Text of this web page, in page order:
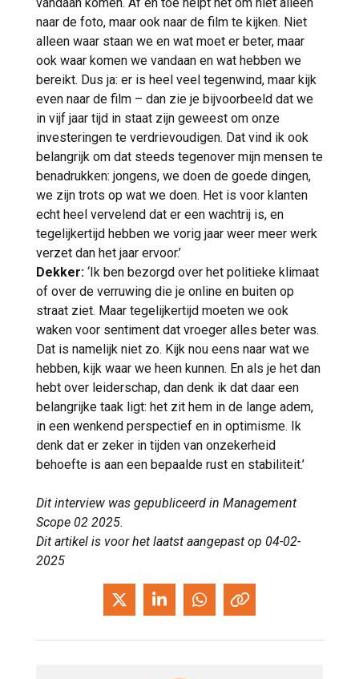
naar de foto, maar ook naar de film te kijken. Niet
alleen waar staan we en wat moet er beter, maar
ook waar komen we vandaan en wat hebben we
bereikt. Dus ja: er is heel veel tegenwind, maar kijk
even naar de film – dan zie je bijvoorbeeld dat we
in vijf jaar tijd in staat zijn geweest om onze
investeringen te verdrievoudigen. Dat vind ik ook
belangrijk om dat steeds tegenover mijn mensen te
benadrukken: jongens, we doen de goede dingen,
we zijn trots op wat we doen. Het is voor klanten
echt heel vervelend dat er een wachtrij is, en
tegelijkertijd hebben we vorig jaar weer meer werk
verzet dan het jaar ervoor.’
Dekker: ‘Ik ben bezorgd over het politieke klimaat
of over de verruwing die je online en buiten op
straat ziet. Maar tegelijkertijd moeten we ook
waken voor sentiment dat vroeger alles beter was.
Dat is namelijk niet zo. Kijk nou eens naar wat we
hebben, kijk waar we heen kunnen. En als je het dan
hebt over leiderschap, dan denk ik dat daar een
belangrijke taak ligt: het zit hem in de lange adem,
in een wenkend perspectief en in optimisme. Ik
denk dat er zeker in tijden van onzekerheid
behoefte is aan een bepaalde rust en stabiliteit.’
Dit interview was gepubliceerd in Management
Scope 02 2025.
Dit artikel is voor het laatst aangepast op 04-02-
2025